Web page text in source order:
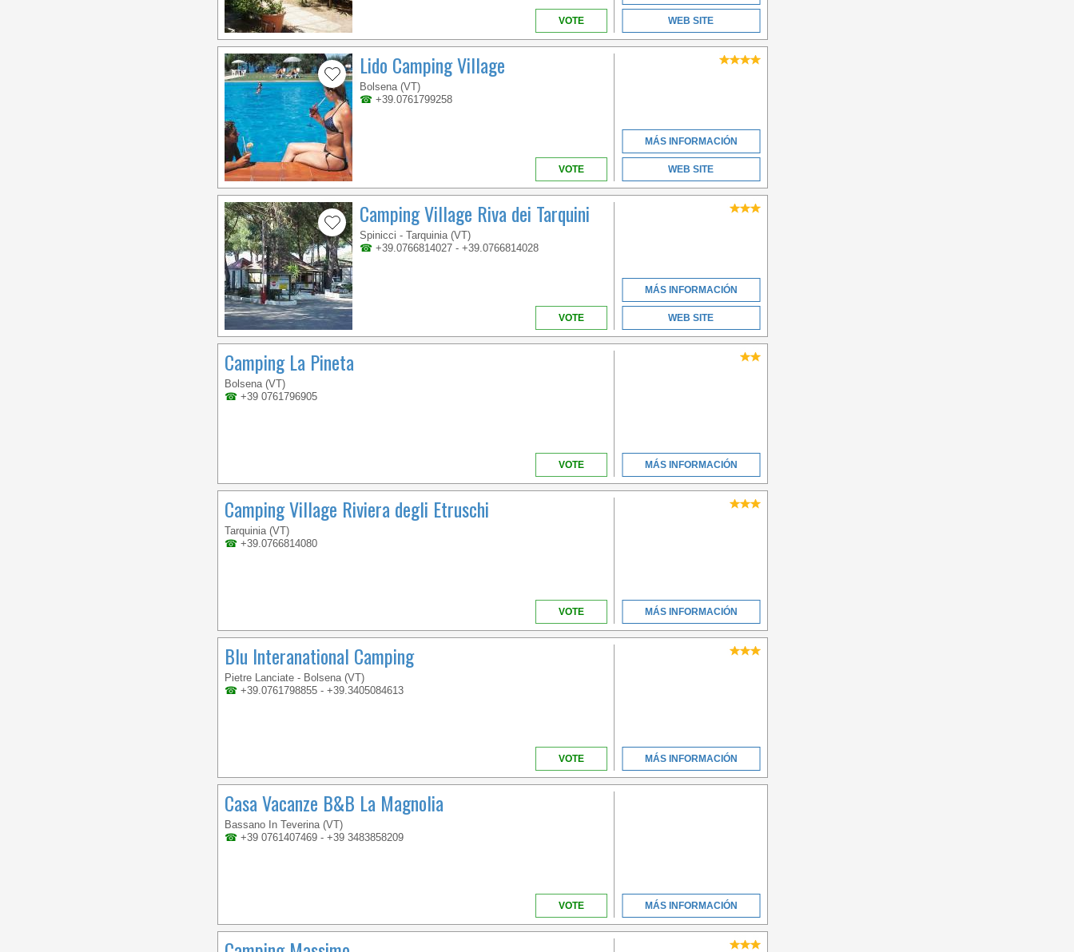
VOTE WEB SITE
Lido Camping Village
Bolsena (VT)
☎ +39.0761799258
VOTE
MÁS INFORMACIÓN
WEB SITE
Camping Village Riva dei Tarquini
Spinicci - Tarquinia (VT)
☎ +39.0766814027 - +39.0766814028
VOTE
MÁS INFORMACIÓN
WEB SITE
Camping La Pineta
Bolsena (VT)
☎ +39 0761796905
VOTE MÁS INFORMACIÓN
Camping Village Riviera degli Etruschi
Tarquinia (VT)
☎ +39.0766814080
VOTE MÁS INFORMACIÓN
Blu Interanational Camping
Pietre Lanciate - Bolsena (VT)
☎ +39.0761798855 - +39.3405084613
VOTE MÁS INFORMACIÓN
Casa Vacanze B&B La Magnolia
Bassano In Teverina (VT)
☎ +39 0761407469 - +39 3483858209
VOTE MÁS INFORMACIÓN